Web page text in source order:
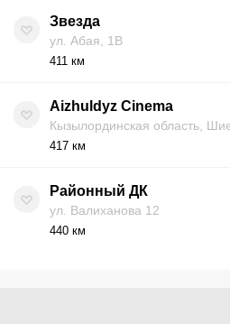
Звезда
ул. Абая, 1В
411 км
Aizhuldyz Cinema
417 км
Районный ДК
ул. Валиханова 12
440 км